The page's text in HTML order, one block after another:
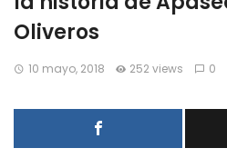
Oliveros
10 mayo, 2018 252 views 0